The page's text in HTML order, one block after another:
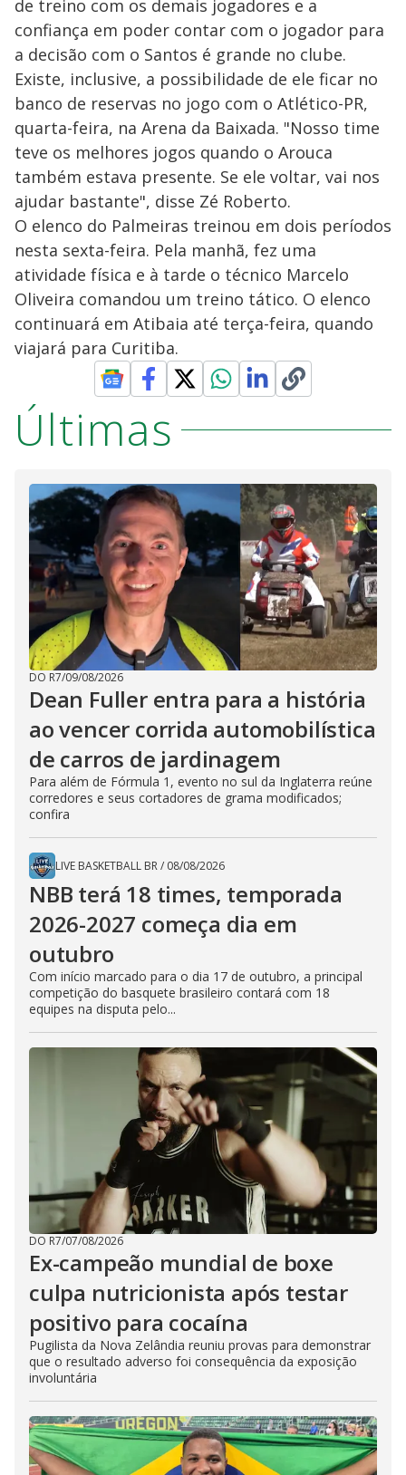
de treino com os demais jogadores e a
confiança em poder contar com o jogador para
a decisão com o Santos é grande no clube.
Existe, inclusive, a possibilidade de ele ficar no
banco de reservas no jogo com o Atlético-PR,
quarta-feira, na Arena da Baixada. "Nosso time
teve os melhores jogos quando o Arouca
também estava presente. Se ele voltar, vai nos
ajudar bastante", disse Zé Roberto.
O elenco do Palmeiras treinou em dois períodos
nesta sexta-feira. Pela manhã, fez uma
atividade física e à tarde o técnico Marcelo
Oliveira comandou um treino tático. O elenco
continuará em Atibaia até terça-feira, quando
viajará para Curitiba.
Últimas
DO R7/09/08/2026
Dean Fuller entra para a história
ao vencer corrida automobilística
de carros de jardinagem
Para além de Fórmula 1, evento no sul da Inglaterra reúne
corredores e seus cortadores de grama modificados;
confira
LIVE BASKETBALL BR/ 08/08/2026
NBB terá 18 times, temporada
2026-2027 começa dia em
outubro
Com início marcado para o dia 17 de outubro, a principal
competição do basquete brasileiro contará com 18
equipes na disputa pelo...
DO R7/07/08/2026
Ex-campeão mundial de boxe
culpa nutricionista após testar
positivo para cocaína
Pugilista da Nova Zelândia reuniu provas para demonstrar
que o resultado adverso foi consequência da exposição
involuntária